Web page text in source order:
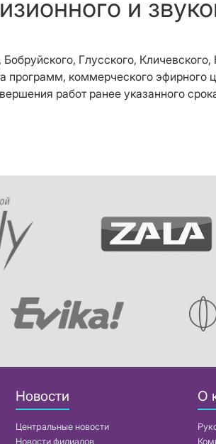
и
Глусского,
программ, коммерческого
работ ранее указанного
Новости
Центральные новости
Новости филиалов
О